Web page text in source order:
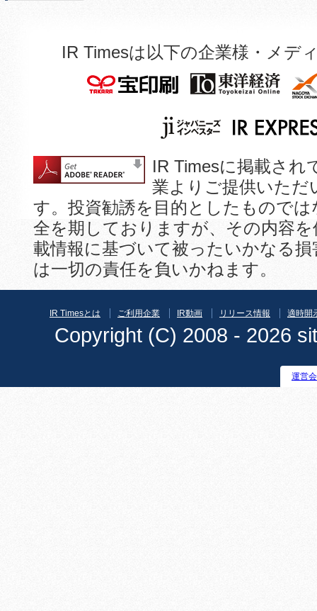
IR Timesは以下の企業様・メデ
IR Timesに掲載され
業よりご提供いただ
す。投資勧誘を目的としたもので
全を期しておりますが、その内容
載情報に基づいて被ったいかなる
は一切の責任を負いかねます。
IR Timesとは ご利用企業 IR動画 リリース情報 適時開
Copyright (C) 2008 - 2026
運営